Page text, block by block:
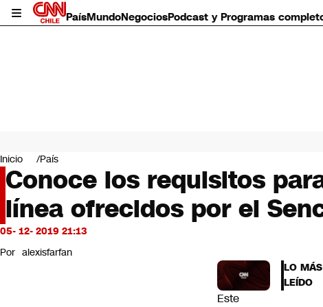
PaísMundoNegociosPodcast y Programas
Mundo
Negocios
Deportes
Programas completos
Cultura
Servicios
Bits
CNN Data
Inicio País
Conoce los requisitos
línea ofrecidos por el
05- 12- 2019 21:13
Por alexisfarfan
Este
LO MÁS
LEÍDO